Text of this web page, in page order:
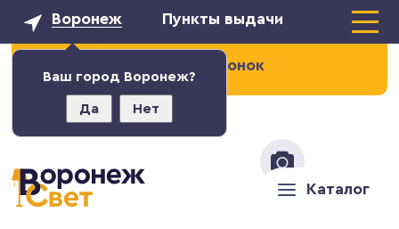
Воронеж
Ваш город Воронеж?
Да Нет
Пункты выдачи
Заказать звонок
+7 (473) 211-02-93
Каталог